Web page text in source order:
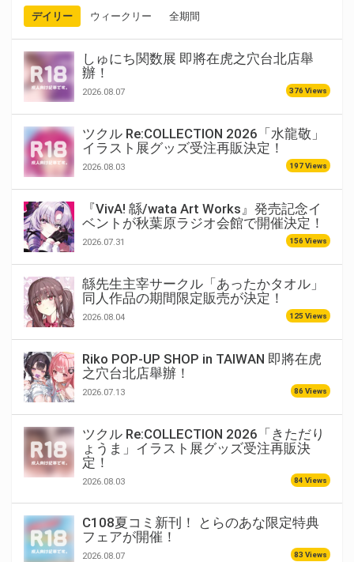
デイリー ウィークリー 全期間
しゅにち関数展 即將在虎之穴台北店舉
辦！
2026.08.07 376 Views
ツクル Re:COLLECTION 2026「水龍敬」
イラスト展グッズ受注再販決定！
2026.08.03 197 Views
『VivA! 緜/wata Art Works』発売記念イ
ベントが秋葉原ラジオ会館で開催決定！
2026.07.31 156 Views
緜先生主宰サークル「あったかタオル」
同人作品の期間限定販売が決定！
2026.08.04 125 Views
Riko POP-UP SHOP in TAIWAN 即將在虎
之穴台北店舉辦！
2026.07.13 86 Views
ツクル Re:COLLECTION 2026「きただり
ょうま」イラスト展グッズ受注再販決
定！
2026.08.03 84 Views
C108夏コミ新刊！ とらのあな限定特典
フェアが開催！
2026.08.07 83 Views